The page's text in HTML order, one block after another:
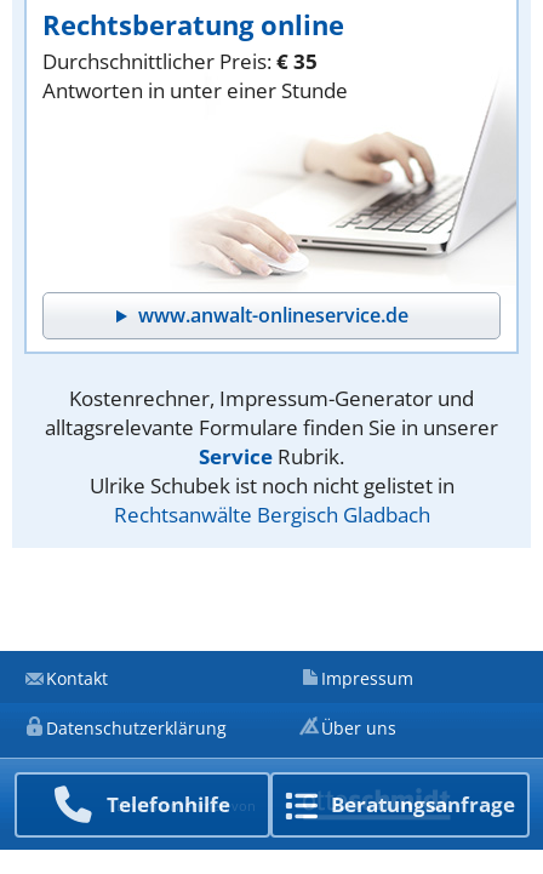
Rechtsberatung online
Durchschnittlicher Preis:€ 35
Antworten in unter einer Stunde
www.anwalt-onlineservice.de
Kostenrechner, Impressum-Generator und
alltagsrelevante Formulare finden Sie in unserer
Service Rubrik.
Ulrike Schubek ist noch nicht gelistet in
Rechtsanwälte Bergisch Gladbach
Telefon­hilfe Beratungs­anfrage
Kontakt Impressum
Datenschutzerklärung Über uns
Ein Unternehmen von